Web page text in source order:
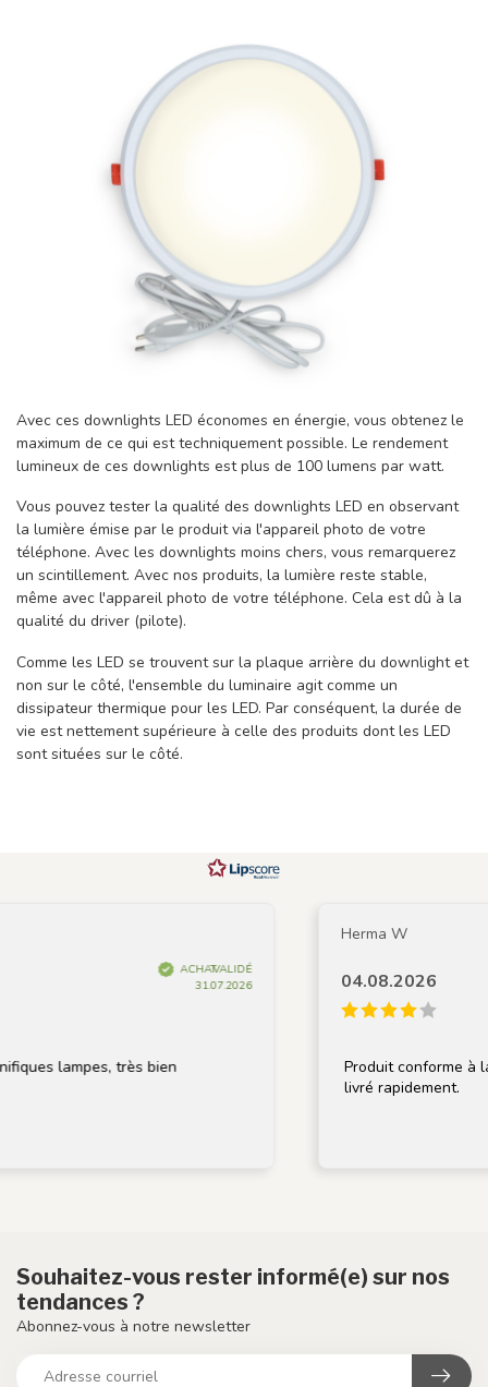
Avec ces downlights LED économes en énergie, vous obtenez le
maximum de ce qui est techniquement possible. Le rendement
lumineux de ces downlights est plus de 100 lumens par watt.
Vous pouvez tester la qualité des downlights LED en observant
la lumière émise par le produit via l'appareil photo de votre
téléphone. Avec les downlights moins chers, vous remarquerez
un scintillement. Avec nos produits, la lumière reste stable,
même avec l'appareil photo de votre téléphone. Cela est dû à la
qualité du driver (pilote).
Comme les LED se trouvent sur la plaque arrière du downlight et
non sur le côté, l'ensemble du luminaire agit comme un
dissipateur thermique pour les LED. Par conséquent, la durée de
vie est nettement supérieure à celle des produits dont les LED
sont situées sur le côté.
ACHAT VALIDÉ
31.07.2026
lampes, très bien
Herma W
04.08.2026
Produit conforme à la
livré rapidement.
Souhaitez-vous rester informé(e) sur nos
tendances ?
Abonnez-vous à notre newsletter